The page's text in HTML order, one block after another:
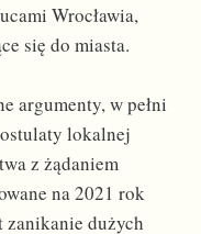
Wrocławia,
się do miasta.
argumenty, w pełni
lokalnej
z żądaniem
na 2021 rok
dużych